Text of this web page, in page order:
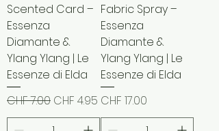
Scented Card –
Essenza
Diamante &
Ylang Ylang | Le
Essenze di Elda
Regular Price
CHF 7.00 Sale Price
CHF 4.95
Fabric Spray –
Essenza
Diamante &
Ylang Ylang | Le
Essenze di Elda
Price
CHF 17.00